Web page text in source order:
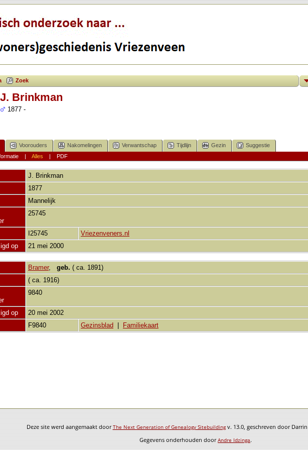
Zoek
J. Brinkman
1877 -
Voorouders Nakomelingen Verwantschap Tijdlijn Gezin
Suggestie
| Alles | PDF
J. Brinkman
1877
Mannelijk
25745
I25745
Vriezenveners.nl
op
21 mei 2000
Bramer, geb. ( ca. 1891)
( ca. 1916)
9840
op
20 mei 2002
F9840 Gezinsblad Familiekaart
Deze site werd aangemaakt doorThe Next Generation of Genealogy Sitebuildingv. 13.0, geschreven door
Gegevens onderhouden doorAndre Idzinga.